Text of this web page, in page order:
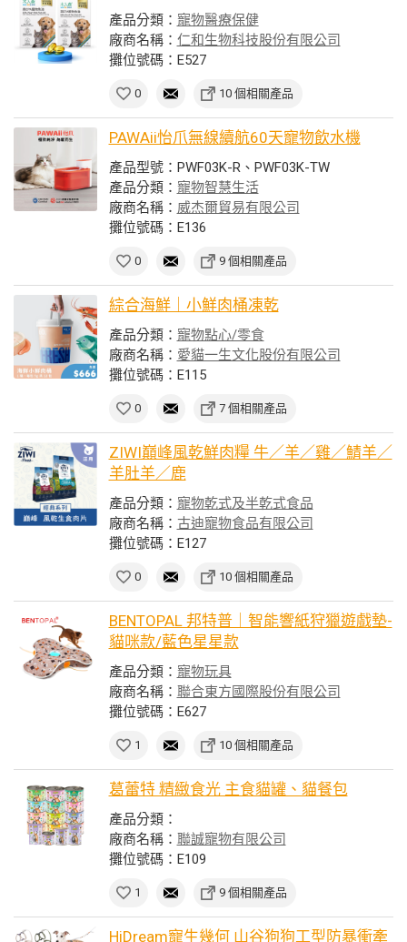
產品分類： 寵物醫療保健
廠商名稱： 仁和生物科技股份有限公司
攤位號碼：E527
0 10 個相關產品
PAWAii怡爪無線續航60天寵物飲水機
產品型號：PWF03K-R、PWF03K-TW
產品分類： 寵物智慧生活
廠商名稱： 威杰爾貿易有限公司
攤位號碼：E136
0 9 個相關產品
綜合海鮮｜小鮮肉桶凍乾
產品分類： 寵物點心/零食
廠商名稱： 愛貓一生文化股份有限公司
攤位號碼：E115
0 7 個相關產品
ZIWI巔峰風乾鮮肉糧 牛／羊／雞／鯖羊／
羊肚羊／鹿
產品分類： 寵物乾式及半乾式食品
廠商名稱： 古迪寵物食品有限公司
攤位號碼：E127
0 10 個相關產品
BENTOPAL 邦特普｜智能響紙狩獵遊戲墊-
貓咪款/藍色星星款
產品分類： 寵物玩具
廠商名稱： 聯合東方國際股份有限公司
攤位號碼：E627
1 10 個相關產品
葛蕾特 精緻食光 主食貓罐、貓餐包
產品分類：
廠商名稱： 聯誠寵物有限公司
攤位號碼：E109
1 9 個相關產品
HiDream寵生幾何 山谷狗狗工型防暴衝牽